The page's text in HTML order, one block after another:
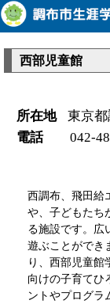
西部児童館
所在地
東京
電話
042-
西調布、飛田給
や、子どもたち
る施設です。広
遊ぶことができ
り、西部児童館
向けの子育てひ
ントやプログラ